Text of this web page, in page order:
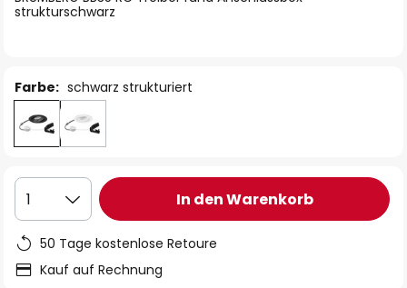
strukturschwarz
Farbe: schwarz strukturiert
1 In den Warenkorb
50 Tage kostenlose Retoure
Kauf auf Rechnung